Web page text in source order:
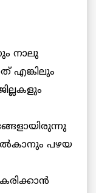
നാലു
എങ്കിലും
പഴയ